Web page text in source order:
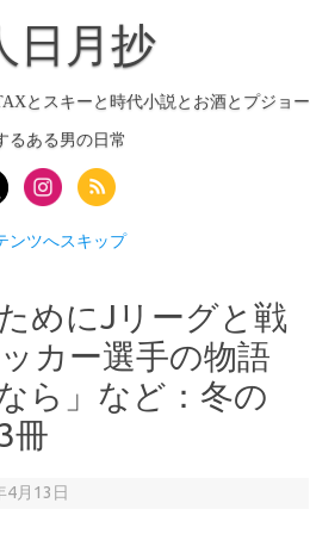
日月抄
とスキーと時代小説とお酒とプジョー
るある男の日常
ンツへスキップ
めにJリーグと戦
カー選手の物語
ら」など：冬の
冊
4月13日